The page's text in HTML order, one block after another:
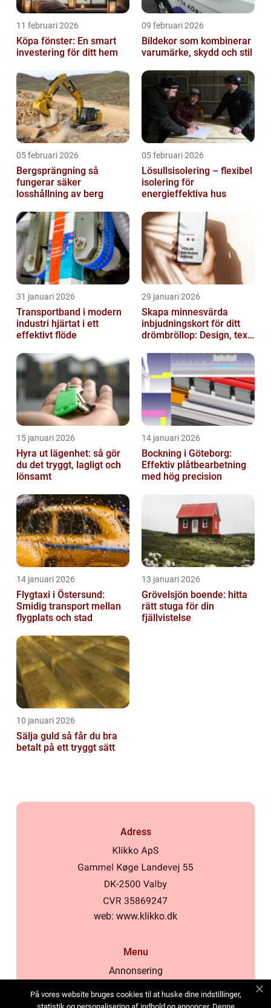
11 februari 2026
Köpa fönster: En smart
investering för ditt hem
09 februari 2026
Bildekor som kombinerar
varumärke, skydd och stil
05 februari 2026
Bergsprängning så
fungerar säker
losshållning av berg
05 februari 2026
Lösullsisolering – flexibel
isolering för
energieffektiva hus
31 januari 2026
Transportband i modern
industri hjärtat i ett
effektivt flöde
29 januari 2026
Skapa minnesvärda
inbjudningskort för ditt
drömbröllop: Design, text
15 januari 2026
Hyra ut lägenhet: så gör
du det tryggt, lagligt och
lönsamt
14 januari 2026
Bockning i Göteborg:
Effektiv plåtbearbetning
med hög precision
14 januari 2026
Flygtaxi i Östersund:
Smidig transport mellan
flygplats och stad
13 januari 2026
Grövelsjön boende: hitta
rätt stuga för din
fjällvistelse
10 januari 2026
Sälja guld så får du bra
betalt på ett tryggt sätt
Adress
web: www.klikko.dk
Menu
Annonsering
Cookies
På vores website bruges cookies til at huske dine indstillinger,